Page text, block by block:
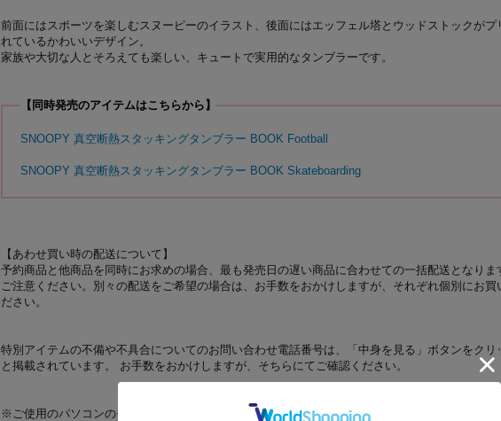
前面にはスポーツを楽しむスヌーピーのイラスト、後面にはエッフェル塔とウッドストックがプ
れているかわいいデザイン。
家族や大切な人とそろえても楽しい、キュートで実用的なタンブラーです。
【同時発売のアイテムはこちらから】
SNOOPY 真空断熱スタッキングタンブラー BOOK Football
SNOOPY 真空断熱スタッキングタンブラー BOOK Skateboarding
【あわせ買い時の配送について】
予約商品と他商品を同時にお求めの場合、最も発売日の遅い商品に合わせての一括配送となりま
ご注意ください。別々の配送をご希望の場合は、お手数をおかけしますが、それぞれ個別にお買
ださい。
特別アイテムの不備や不具合についてのお問い合わせ電話番号は、「中身を見る」ボタンをクリ
と掲載されています。 お手数をおかけしますが、そちらにてご確認ください。
※ご使用のパソコンのモニターやスマートフォンの画面によっては、商品の色合いが、画面表示